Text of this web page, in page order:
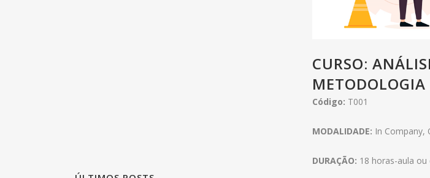
CURSO:
Código: T001
MODALIDADE: In Company,
DURAÇÃO: 18 horas-aula